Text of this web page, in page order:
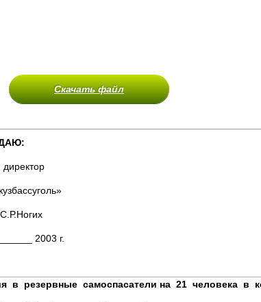
Скачать файл
г.
в резервные самоспасатели на 21 человека в